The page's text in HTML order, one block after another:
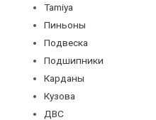
Tamiya
Пиньоны
Подвеска
Подшипники
Карданы
Кузова
ДВС